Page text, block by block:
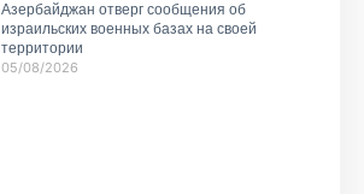
Азербайджан отверг сообщения об
израильских военных базах на своей
территории
05/08/2026